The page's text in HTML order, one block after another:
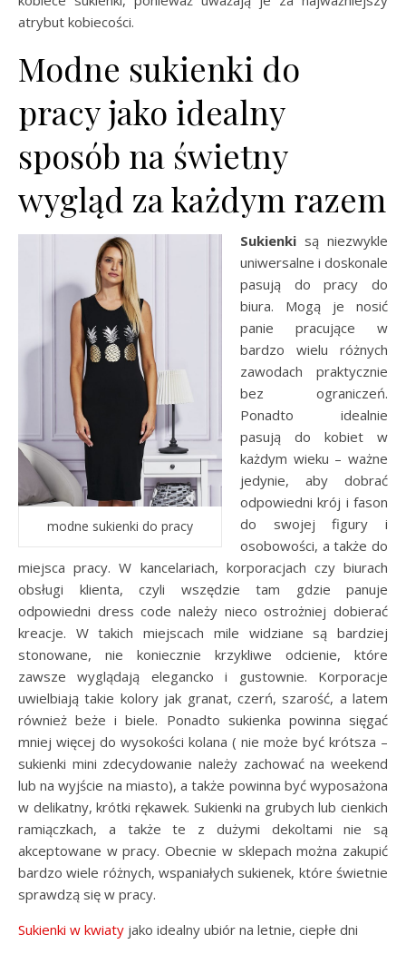
atrybut kobiecości.
Modne sukienki do
pracy jako idealny
sposób na świetny
wygląd za każdym razem
modne sukienki do pracy
Sukienki są niezwykle
uniwersalne i doskonale
pasują do pracy do
biura. Mogą je nosić
panie pracujące w
bardzo wielu różnych
zawodach praktycznie
bez ograniczeń.
Ponadto idealnie
pasują do kobiet w
każdym wieku – ważne
jedynie, aby dobrać
odpowiedni krój i fason
do swojej figury i
osobowości, a także do
miejsca pracy. W kancelariach, korporacjach czy biurach
obsługi klienta, czyli wszędzie tam gdzie panuje
odpowiedni dress code należy nieco ostrożniej dobierać
kreacje. W takich miejscach mile widziane są bardziej
stonowane, nie koniecznie krzykliwe odcienie, które
zawsze wyglądają elegancko i gustownie. Korporacje
uwielbiają takie kolory jak granat, czerń, szarość, a latem
również beże i biele. Ponadto sukienka powinna sięgać
mniej więcej do wysokości kolana ( nie może być krótsza –
sukienki mini zdecydowanie należy zachować na weekend
lub na wyjście na miasto), a także powinna być wyposażona
w delikatny, krótki rękawek. Sukienki na grubych lub cienkich
ramiączkach, a także te z dużymi dekoltami nie są
akceptowane w pracy. Obecnie w sklepach można zakupić
bardzo wiele różnych, wspaniałych sukienek, które świetnie
sprawdzą się w pracy.
Sukienki w kwiaty jako idealny ubiór na letnie, ciepłe dni